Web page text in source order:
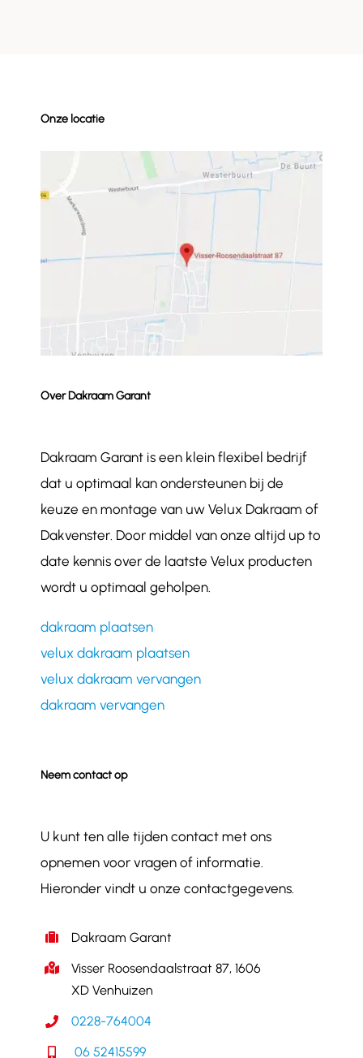
Onze locatie
Over Dakraam Garant
Dakraam Garant is een klein flexibel bedrijf
dat u optimaal kan ondersteunen bij de
keuze en montage van uw Velux Dakraam of
Dakvenster. Door middel van onze altijd up to
date kennis over de laatste Velux producten
wordt u optimaal geholpen.
dakraam plaatsen
velux dakraam plaatsen
velux dakraam vervangen
dakraam vervangen
Neem contact op
U kunt ten alle tijden contact met ons
opnemen voor vragen of informatie.
Hieronder vindt u onze contactgegevens.
Dakraam Garant
Visser Roosendaalstraat 87, 1606
XD Venhuizen
0228-764004
06 52415599